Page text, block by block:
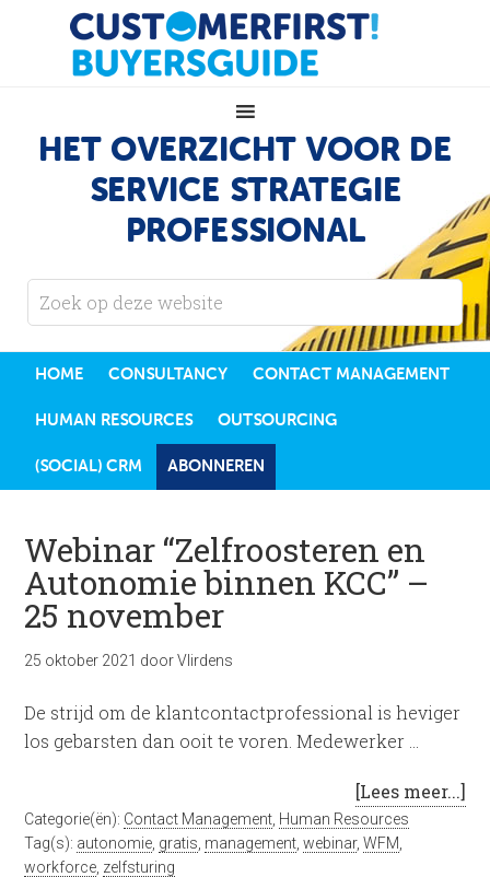
HET OVERZICHT VOOR DE
SERVICE STRATEGIE
PROFESSIONAL
HOME CONSULTANCY CONTACT MANAGEMENT
HUMAN RESOURCES OUTSOURCING
(SOCIAL) CRM ABONNEREN
Webinar “Zelfroosteren en
Autonomie binnen KCC” –
25 november
25 oktober 2021 doorVlirdens
De strijd om de klantcontactprofessional is heviger
los gebarsten dan ooit te voren. Medewerker …
[Lees meer...]
Categorie(ën): Contact Management Human Resources
Tag(s): autonomie gratis management ,webinar,WFM
workforce zelfsturing